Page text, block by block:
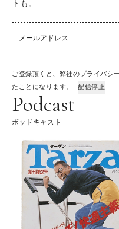
トも。
ご登録頂くと、弊社のプライバシ
たことになります。
配信停止
Podcast
ポッドキャスト